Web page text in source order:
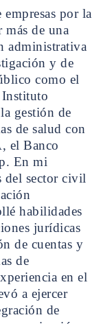
por la
de una
administrativa
y de
como el
gestión de
de salud con
el Banco
En mi
del sector civil
habilidades
jurídicas
de cuentas y
de
en el
a ejercer
de